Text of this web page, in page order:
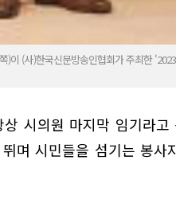
)이 (사)한국신문방송인협회가 주최한
시의원 마지막 임기라
며 시민들을 섬기는 봉